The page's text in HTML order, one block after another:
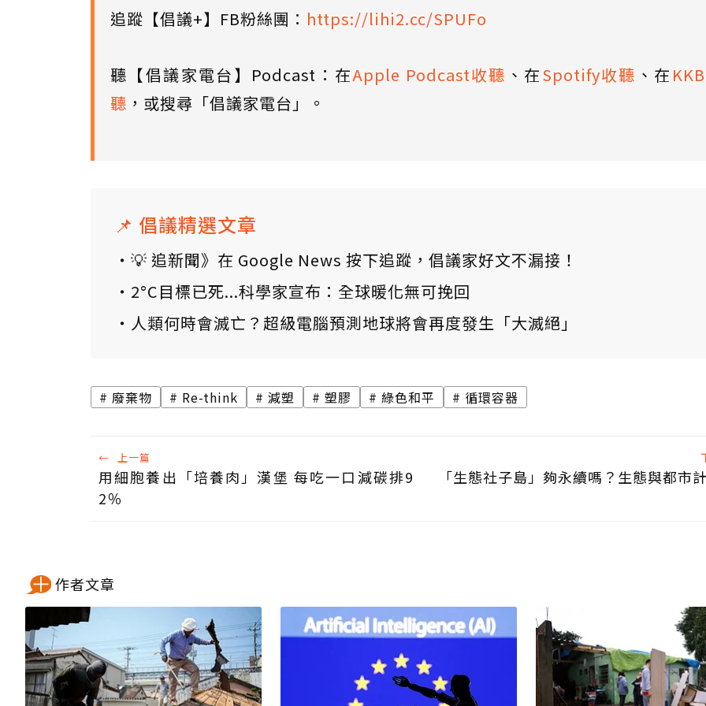
追蹤【倡議+】FB粉絲團： https://lihi2.cc/SPUFo
聽【倡議家電台】Podcast：在Apple Podcast收聽 、在Spotify收聽 、在
聽 ，或搜尋「倡議家電台」。
📌 倡議精選文章
💡 追新聞》在 Google News 按下追蹤，倡議家好文不漏接！
2°C目標已死...科學家宣布：全球暖化無可挽回
人類何時會滅亡？超級電腦預測地球將會再度發生「大滅絕」
廢棄物 Re-think 減塑 塑膠 綠色和平 循環容器
← 上一篇
用細胞養出「培養肉」漢堡 每吃一口減碳排9
2％
「生態社子島」夠永續嗎？生態與都市
作者文章